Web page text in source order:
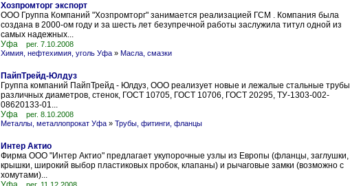
Хозпромторг экспорт
ООО Группа Компаний "Хозпромторг" занимается реализацией ГСМ . Компания была
создана в 2000-ом году и за шесть лет безупречной работы заслужила титул одной из
самых надежных...
Уфа
рег. 7.10.2008
Химия, нефтехимия, уголь Уфа » Масла, смазки
ПайпТрейд-Юлдуз
Группа компаний ПайпТрейд - Юлдуз, ООО реализует новые и лежалые стальные трубы
различных диаметров, стенок, ГОСТ 10705, ГОСТ 10706, ГОСТ 20295, ТУ-1303-002-
08620133-01...
Уфа
рег. 8.10.2008
Металлы, металлопрокат Уфа » Трубы, фитинги, фланцы
Интер Актио
Фирма ООО "Интер Актио" предлагает укупорочные узлы из Европы (фланцы, заглушки,
крышки, широкий выбор пластиковых пробок, клапаны) и рычаговые замки (возможно с
хомутами)...